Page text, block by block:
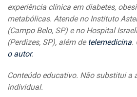
experiência clínica em diabetes,
metabólicas. Atende no Instituto
(Campo Belo, SP) e no Hospital
(Perdizes, SP), além de telemedicina.
o autor.
Conteúdo educativo. Não substitui a
individual.